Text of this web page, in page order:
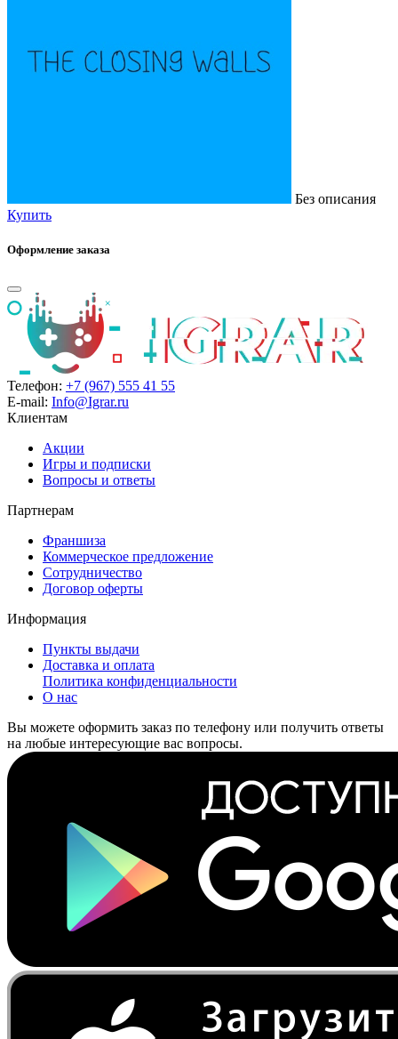
Без описания
Купить
Оформление заказа
Телефон: +7 (967) 555 41 55
E-mail: Info@Igrar.ru
Клиентам
Акции
Игры и подписки
Вопросы и ответы
Партнерам
Франшиза
Коммерческое предложение
Сотрудничество
Договор оферты
Информация
Пункты выдачи
Доставка и оплата
Политика конфиденциальности
О нас
Вы можете оформить заказ по телефону или получить ответы
на любые интересующие вас вопросы.